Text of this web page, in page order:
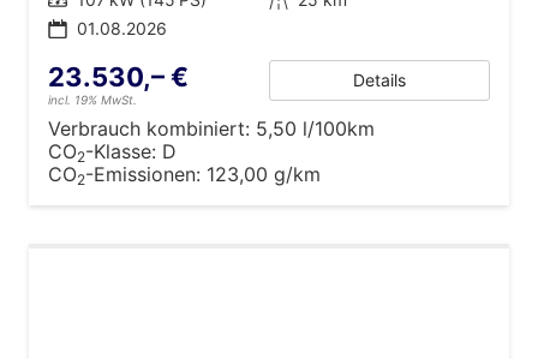
01.08.2026
23.530,– €
incl. 19% MwSt.
Details
Verbrauch kombiniert: 5,50 l/100km
CO2-Klasse: D
CO2-Emissionen: 123,00 g/km